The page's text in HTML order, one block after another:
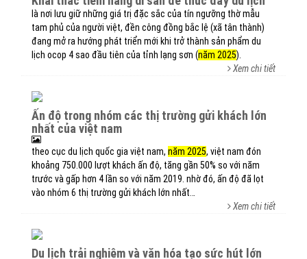
là nơi lưu giữ những giá trị đặc sắc của tín ngưỡng thờ mẫu
tam phủ của người việt, đền công đồng bắc lệ (xã tân thành)
đang mở ra hướng phát triển mới khi trở thành sản phẩm du
lịch ocop 4 sao đầu tiên của tỉnh lạng sơn (năm 2025).
Xem chi tiết
ấn độ trong nhóm các thị trường gửi khách lớn
nhất của việt nam
theo cục du lịch quốc gia việt nam, năm 2025, việt nam đón
khoảng 750.000 lượt khách ấn độ, tăng gần 50% so với năm
trước và gấp hơn 4 lần so với năm 2019. nhờ đó, ấn độ đã lọt
vào nhóm 6 thị trường gửi khách lớn nhất…
Xem chi tiết
du lịch trải nghiệm và văn hóa tạo sức hút lớn